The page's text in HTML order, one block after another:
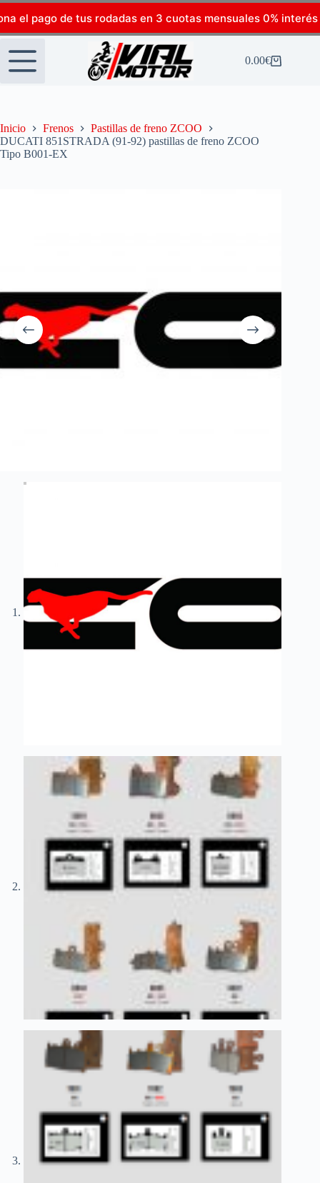
el pago de tus rodadas en 3 cuotas mensuales 0% interés
0.00€
Inicio Frenos
Pastillas de freno ZCOO
DUCATI 851STRADA (91-92) pastillas de freno ZCOO
Tipo B001-EX